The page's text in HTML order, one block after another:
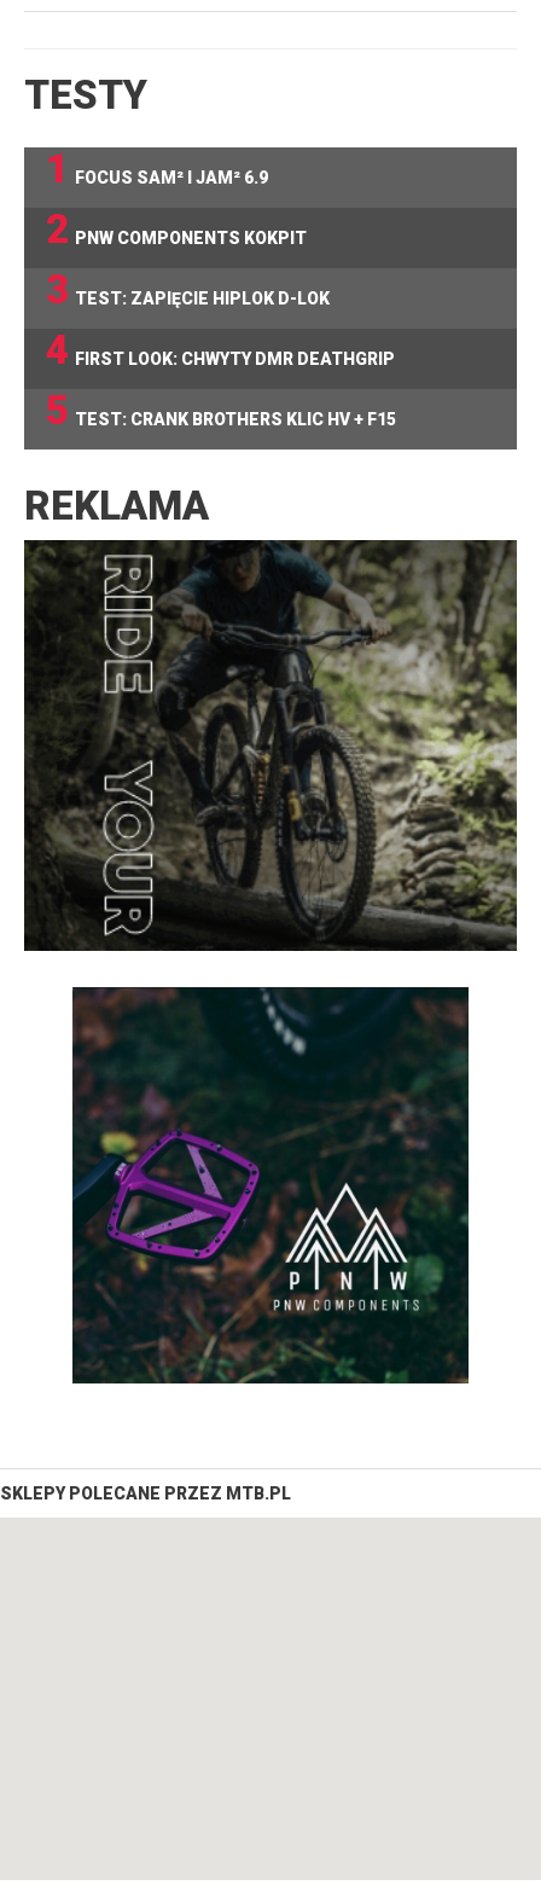
TESTY
1
FOCUS SAM² I JAM² 6.9
2 PNW COMPONENTS KOKPIT
3 TEST: ZAPIĘCIE HIPLOK D-LOK
4 FIRST LOOK: CHWYTY DMR DEATHGRIP
5 TEST: CRANK BROTHERS KLIC HV + F15
REKLAMA
SKLEPY POLECANE PRZEZ MTB.PL